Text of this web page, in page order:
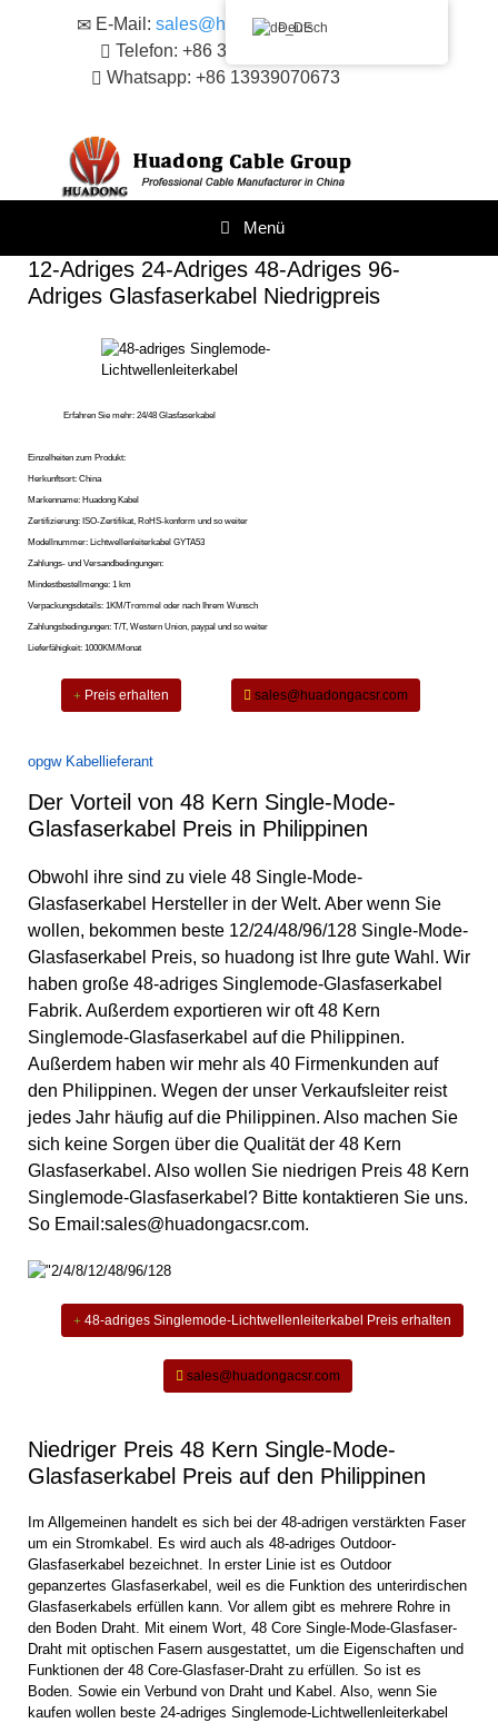
E-Mail: sales@huadongacsr.com
Telefon: +86 371-86230866
Whatsapp: +86 13939070673
Menü
12-Adriges 24-Adriges 48-Adriges 96-
Adriges Glasfaserkabel Niedrigpreis
Erfahren Sie mehr: 24/48 Glasfaserkabel
Einzelheiten zum Produkt:
Herkunftsort: China
Markenname: Huadong Kabel
Zertifizierung: ISO-Zertifikat, RoHS-konform und so weiter
Modellnummer: Lichtwellenleiterkabel GYTA53
Zahlungs- und Versandbedingungen:
Mindestbestellmenge: 1 km
Verpackungsdetails: 1KM/Trommel oder nach Ihrem Wunsch
Zahlungsbedingungen: T/T, Western Union, paypal und so weiter
Lieferfähigkeit: 1000KM/Monat
Preis erhalten sales@huadongacsr.com
opgw Kabellieferant
Der Vorteil von 48 Kern Single-Mode-
Glasfaserkabel Preis in Philippinen
Obwohl ihre sind zu viele 48 Single-Mode-
Glasfaserkabel Hersteller in der Welt. Aber wenn Sie
wollen, bekommen beste 12/24/48/96/128 Single-Mode-
Glasfaserkabel Preis, so huadong ist Ihre gute Wahl. Wir
haben große 48-adriges Singlemode-Glasfaserkabel
Fabrik. Außerdem exportieren wir oft 48 Kern
Singlemode-Glasfaserkabel auf die Philippinen.
Außerdem haben wir mehr als 40 Firmenkunden auf
den Philippinen. Wegen der unser Verkaufsleiter reist
jedes Jahr häufig auf die Philippinen. Also machen Sie
sich keine Sorgen über die Qualität der 48 Kern
Glasfaserkabel. Also wollen Sie niedrigen Preis 48 Kern
Singlemode-Glasfaserkabel? Bitte kontaktieren Sie uns.
So Email:sales@huadongacsr.com.
48-adriges Singlemode-Lichtwellenleiterkabel Preis erhalten
sales@huadongacsr.com
Niedriger Preis 48 Kern Single-Mode-
Glasfaserkabel Preis auf den Philippinen
Im Allgemeinen handelt es sich bei der 48-adrigen verstärkten Faser
um ein Stromkabel. Es wird auch als 48-adriges Outdoor-
Glasfaserkabel bezeichnet. In erster Linie ist es Outdoor
gepanzertes Glasfaserkabel, weil es die Funktion des unterirdischen
Glasfaserkabels erfüllen kann. Vor allem gibt es mehrere Rohre in
den Boden Draht. Mit einem Wort, 48 Core Single-Mode-Glasfaser-
Draht mit optischen Fasern ausgestattet, um die Eigenschaften und
Funktionen der 48 Core-Glasfaser-Draht zu erfüllen. So ist es
Boden. Sowie ein Verbund von Draht und Kabel. Also, wenn Sie
kaufen wollen beste 24-adriges Singlemode-Lichtwellenleiterkabel
Deutsch